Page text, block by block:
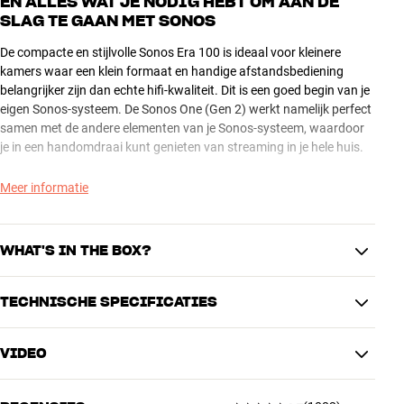
SLAG TE GAAN MET SONOS
De compacte en stijlvolle Sonos Era 100 is ideaal voor kleinere
kamers waar een klein formaat en handige afstandsbediening
belangrijker zijn dan echte hifi-kwaliteit. Dit is een goed begin van je
eigen Sonos-systeem. De Sonos One (Gen 2) werkt namelijk perfect
samen met de andere elementen van je Sonos-systeem, waardoor
je in een handomdraai kunt genieten van streaming in je hele huis.
Dankzij de geïntegreerde voice-control (Amazon Alexa) kun je de
Met de slimme touchbediening op de bovenkant kun je het volume
regelen, vegen om een nummer over te slaan, de muziek pauzeren
Maar de Era 100 en een echt Sonos-systeem zijn veel beter dan een
volledige app-bediening, Bluetooth, Apple AirPlay 2 en heel veel
streamingservices zoals Spotify, TIDAL, Apple Music enz.
Meer informatie
WHAT'S IN THE BOX?
TECHNISCHE SPECIFICATIES
VIDEO